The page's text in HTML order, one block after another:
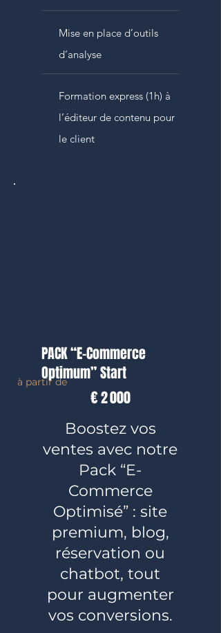
Mise en place d’outils
d’analyse
Formation express (1h) à
l’éditeur de contenu pour
le client
PACK “E-Commerce
Optimum” Start
2 000 €
€2 000
Boostez vos
ventes avec notre
Pack “E-
Commerce
Optimisé” : site
premium, blog,
réservation ou
chatbot, tout
pour augmenter
vos conversions.
à partir de